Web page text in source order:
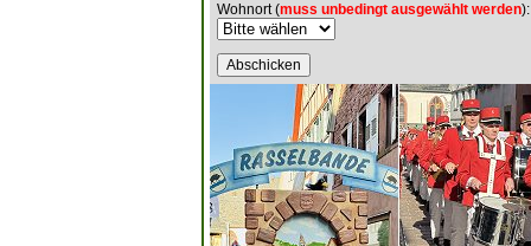
Wohnort (muss unbedingt ausgewählt werden):